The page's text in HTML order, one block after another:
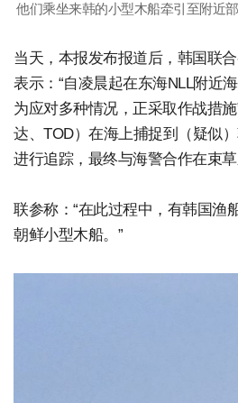
他们乘坐来韩的小型木船牵引至附近
当天，本报发布报道后，韩国联
表示：“自凌晨起在东海NLL附近
为应对多种情况，正采取作战措
达、TOD）在海上捕捉到（疑似
进行追踪，最终与海警合作在束
联参称：“在此过程中，有韩国渔
朝鲜小型木船。”